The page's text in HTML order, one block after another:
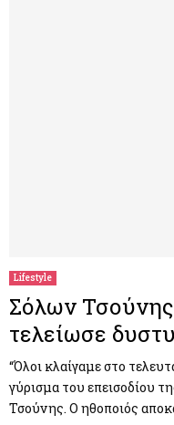
Lifestyle
Σόλων
τελείωσε
“Όλοι κλαίγαμε στο
γύρισμα του επεισοδίου
Τσούνης. Ο ηθοποιός